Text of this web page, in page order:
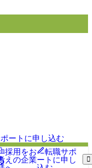
ートに申し込む
採用をお
えの企業
転職サポ
ートに申し